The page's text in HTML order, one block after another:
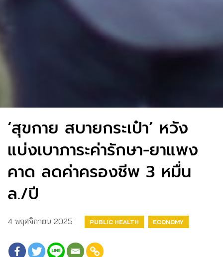
‘สุขกาย สบายกระเป๋า’ หวัง
แบ่งเบาภาระค่ารักษา-ยาแพง
คาด ลดค่าครองชีพ 3 หมื่น
ล./ปี
4 พฤศจิกายน 2025 PUBLIC HEALTH ECONOMY